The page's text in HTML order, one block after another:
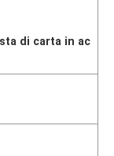
di carta in ac